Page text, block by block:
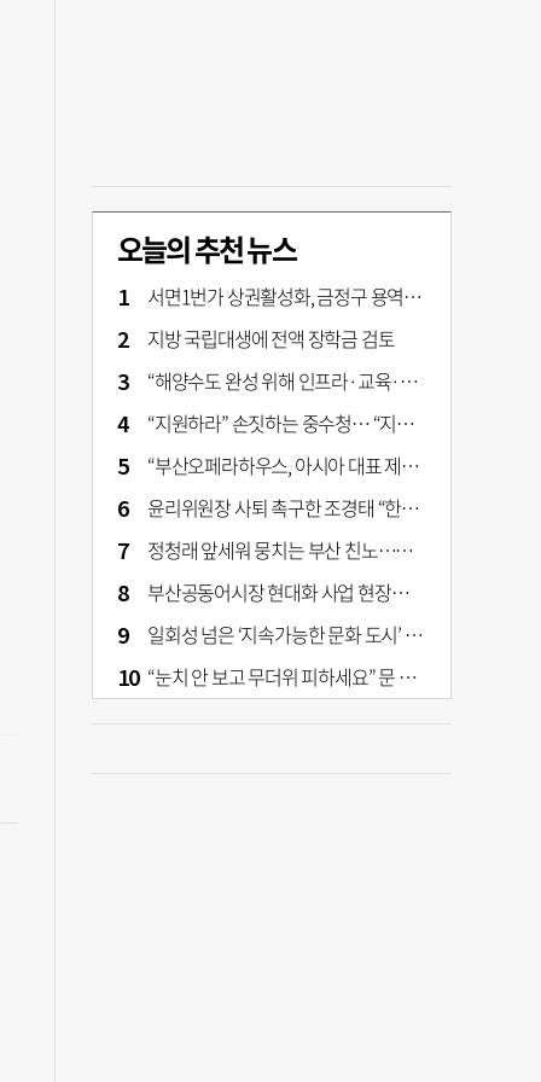
오늘의 추천 뉴스
서면1번가 상권활성화, 금정구 용역 그대로 ‘복붙’
지방 국립대생에 전액 장학금 검토
“해양수도 완성 위해 인프라·교육·세제 등 전방위 지원”…부산해양수도특별법’ 개정안 발의
“지원하라” 손짓하는 중수청… “지켜보자” 머뭇대는 검찰
“부산오페라하우스, 아시아 대표 제작 극장 지향해야”
윤리위원장 사퇴 촉구한 조경태 “한동훈 제명 철회해야”
정청래 앞세워 뭉치는 부산 친노…전대 결과가 부산 민주 세력 판도 바꾼다
부산공동어시장 현대화 사업 현장서 오염토 발견
일회성 넘은 ‘지속가능한 문화 도시’ 원동력은 시민 지지 [부산은 열려 있다]
“눈치 안 보고 무더위 피하세요” 문 활짝 연 은행·마트